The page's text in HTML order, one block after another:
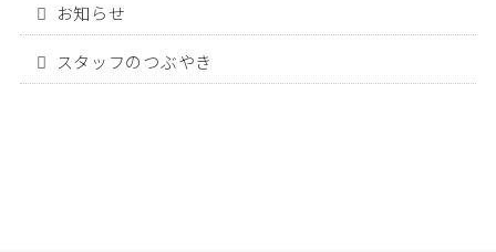
お知らせ
スタッフのつぶやき